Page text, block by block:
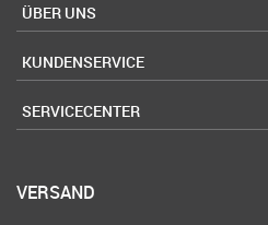
ÜBER UNS
KUNDENSERVICE
SERVICECENTER
VERSAND